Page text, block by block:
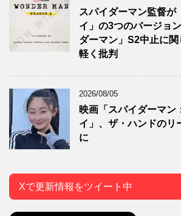
スパイダーマン監督が
イ」の3つのバージョ
ダーマン」S2中止に
軽く批判
2026/08/05
映画「スパイダーマン
イ」、ザ・ハンドのリ
に
Xで更新情報をツイート中